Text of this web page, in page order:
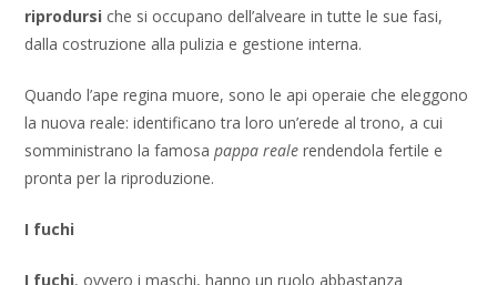
riprodursi che si occupano dell’alveare in tutte le sue fasi,
dalla costruzione alla pulizia e gestione interna.
Quando l’ape regina muore, sono le api operaie che eleggono
la nuova reale: identificano tra loro un’erede al trono, a cui
somministrano la famosapappa reale rendendola fertile e
pronta per la riproduzione.
I fuchi
I fuchi, ovvero i maschi, hanno un ruolo abbastanza